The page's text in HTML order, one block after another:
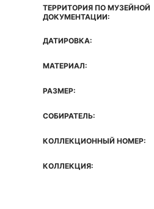
ТЕРРИТОРИЯ ПО МУЗЕЙНОЙ
ДОКУМЕНТАЦИИ:
ДАТИРОВКА:
МАТЕРИАЛ:
РАЗМЕР:
СОБИРАТЕЛЬ:
КОЛЛЕКЦИОННЫЙ НОМЕР:
КОЛЛЕКЦИЯ: